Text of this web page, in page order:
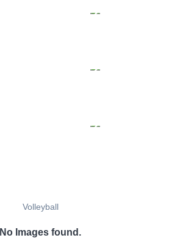
Volleyball
No Images found.